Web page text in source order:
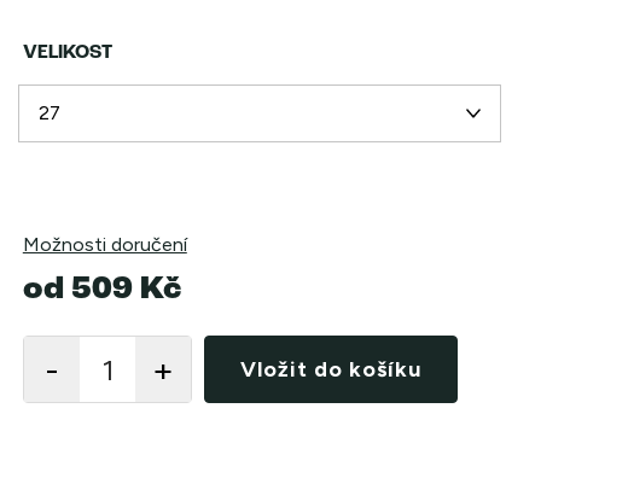
VELIKOST
Možnosti doručení
od 509 Kč
Vložit do košíku